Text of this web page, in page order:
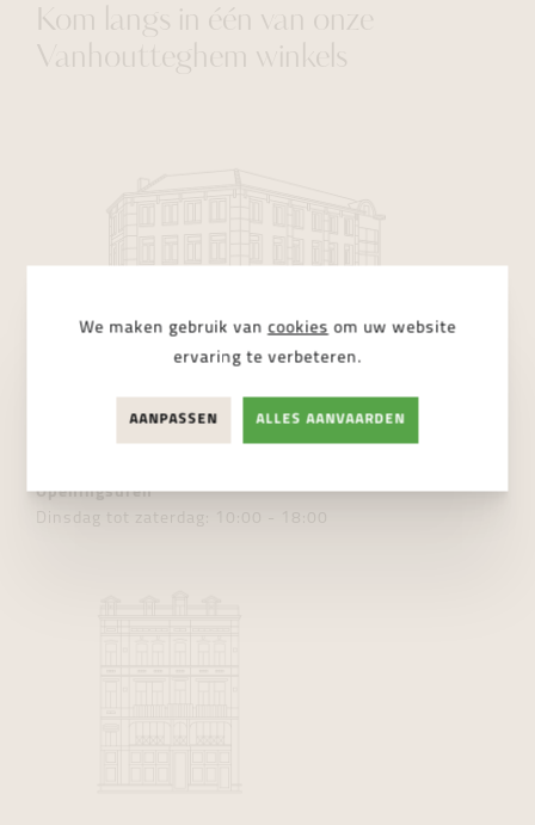
Kom langs in één van onze
Vanhoutteghem winkels
Vanhoutteghem Time
Openingsuren
Dinsdag tot zaterdag: 10:00 - 18:00
We maken gebruik van cookies om uw website
ervaring te verbeteren.
AANPASSEN ALLES AANVAARDEN